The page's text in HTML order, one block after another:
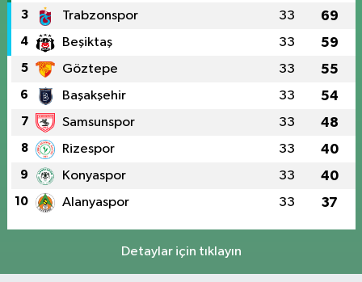
3 Trabzonspor 33 69
4 Beşiktaş 33 59
5 Göztepe 33 55
6 Başakşehir 33 54
7 Samsunspor 33 48
8 Rizespor 33 40
9 Konyaspor 33 40
10 Alanyaspor 33 37
Detaylar için tıklayın